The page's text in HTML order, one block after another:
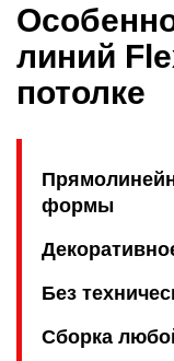
линий
потолке
формы
Без
Сборка